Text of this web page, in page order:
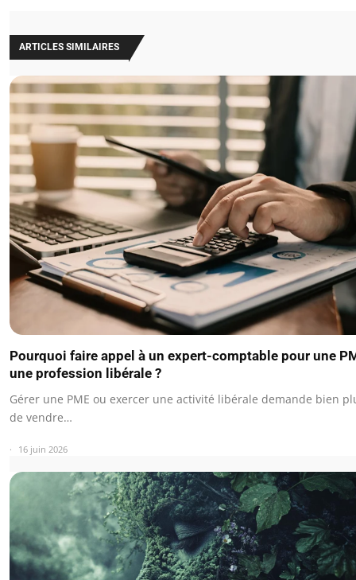
ARTICLES SIMILAIRES
Pourquoi faire appel à un expert-comptable pour une
une profession libérale ?
Gérer une PME ou exercer une activité libérale demande bien
de vendre…
16 juin 2026